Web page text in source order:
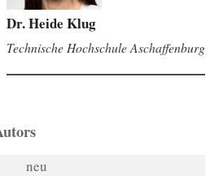
Dr. Heide Klug
Technische Hochschule Aschaffenburg
neu